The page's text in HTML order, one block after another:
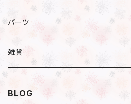
アジサイ
小分け
ドライフラワー
ハーバリウム
ピアス
ピアス／イヤリング
パーツ
瓶
ハーバリウムオイル
雑貨
BLOG